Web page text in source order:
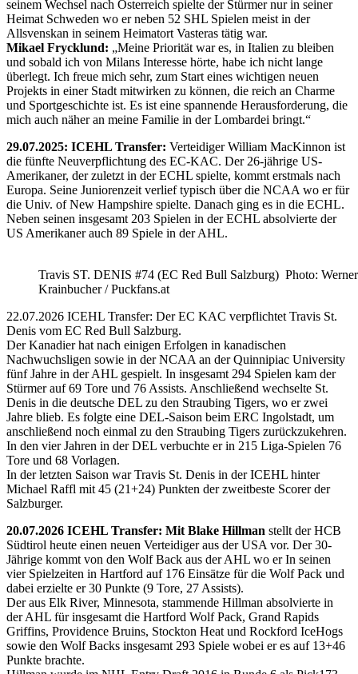
seinem Wechsel nach Österreich spielte der Stürmer nur in seiner
Heimat Schweden wo er neben 52 SHL Spielen meist in der
Allsvenskan in seinem Heimatort Vasteras tätig war.
Mikael Frycklund: „Meine Priorität war es, in Italien zu bleiben
und sobald ich von Milans Interesse hörte, habe ich nicht lange
überlegt. Ich freue mich sehr, zum Start eines wichtigen neuen
Projekts in einer Stadt mitwirken zu können, die reich an Charme
und Sportgeschichte ist. Es ist eine spannende Herausforderung, die
mich auch näher an meine Familie in der Lombardei bringt.“
29.07.2025: ICEHL Transfer: Verteidiger William MacKinnon ist
die fünfte Neuverpflichtung des EC-KAC. Der 26-jährige US-
Amerikaner, der zuletzt in der ECHL spielte, kommt erstmals nach
Europa. Seine Juniorenzeit verlief typisch über die NCAA wo er für
die Univ. of New Hampshire spielte. Danach ging es in die ECHL.
Neben seinen insgesamt 203 Spielen in der ECHL absolvierte der
US Amerikaner auch 89 Spiele in der AHL.
Travis ST. DENIS #74 (EC Red Bull Salzburg) Photo: Werner
Krainbucher / Puckfans.at
22.07.2026 ICEHL Transfer: Der EC KAC verpflichtet Travis St.
Denis vom EC Red Bull Salzburg.
Der Kanadier hat nach einigen Erfolgen in kanadischen
Nachwuchsligen sowie in der NCAA an der Quinnipiac University
fünf Jahre in der AHL gespielt. In insgesamt 294 Spielen kam der
Stürmer auf 69 Tore und 76 Assists. Anschließend wechselte St.
Denis in die deutsche DEL zu den Straubing Tigers, wo er zwei
Jahre blieb. Es folgte eine DEL-Saison beim ERC Ingolstadt, um
anschließend noch einmal zu den Straubing Tigers zurückzukehren.
In den vier Jahren in der DEL verbuchte er in 215 Liga-Spielen 76
Tore und 68 Vorlagen.
In der letzten Saison war Travis St. Denis in der ICEHL hinter
Michael Raffl mit 45 (21+24) Punkten der zweitbeste Scorer der
Salzburger.
20.07.2026 ICEHL Transfer: Mit Blake Hillman stellt der HCB
Südtirol heute einen neuen Verteidiger aus der USA vor. Der 30-
Jährige kommt von den Wolf Back aus der AHL wo er In seinen
vier Spielzeiten in Hartford auf 176 Einsätze für die Wolf Pack und
dabei erzielte er 30 Punkte (9 Tore, 27 Assists).
Der aus Elk River, Minnesota, stammende Hillman absolvierte in
der AHL für insgesamt die Hartford Wolf Pack, Grand Rapids
Griffins, Providence Bruins, Stockton Heat und Rockford IceHogs
sowie den Wolf Backs insgesamt 293 Spiele wobei er es auf 13+46
Punkte brachte.